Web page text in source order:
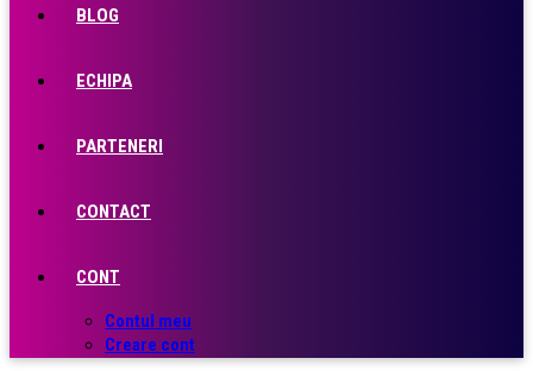
BLOG
ECHIPA
PARTENERI
CONTACT
CONT
Contul meu
Creare cont